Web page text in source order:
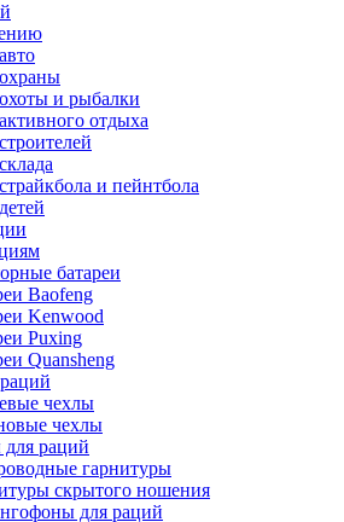
и рыбалки
отдыха
и пейнтбола
батареи
Baofeng
Kenwood
Puxing
Quansheng
чехлы
чехлы
раций
гарнитуры
скрытого ношения
для раций